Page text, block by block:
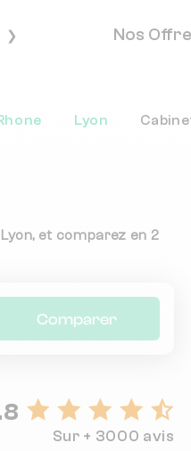
Nos
Lyon
Lyon, et comparez en 2
Comparer
Sur + 3000 avis